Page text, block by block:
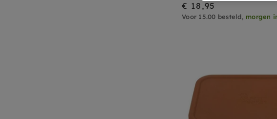
€ 18,95
Voor 15.00 besteld, morgen